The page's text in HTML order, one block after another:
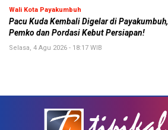
Wali Kota Payakumbuh
Pacu Kuda Kembali Digelar di Payakumbuh,
Pemko dan Pordasi Kebut Persiapan!
Selasa, 4 Agu 2026 - 18:17 WIB